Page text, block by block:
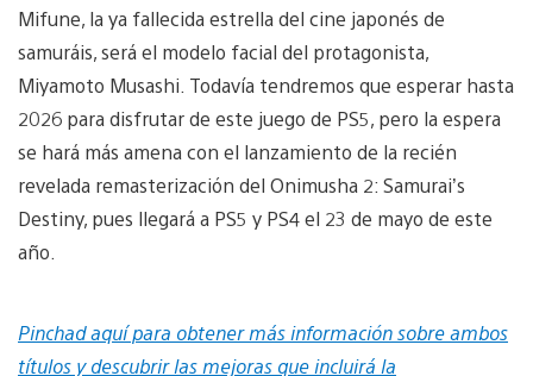
Mifune, la ya fallecida estrella del cine japonés de
samuráis, será el modelo facial del protagonista,
Miyamoto Musashi. Todavía tendremos que esperar hasta
2026 para disfrutar de este juego de PS5, pero la espera
se hará más amena con el lanzamiento de la recién
revelada remasterización del Onimusha 2: Samurai’s
Destiny, pues llegará a PS5 y PS4 el 23 de mayo de este
año.
Pinchad aquí para obtener más información sobre ambos
títulos y descubrir las mejoras que incluirá la